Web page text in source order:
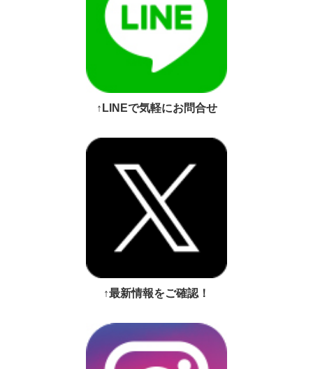
↑LINEで気軽にお問合せ
↑最新情報をご確認！